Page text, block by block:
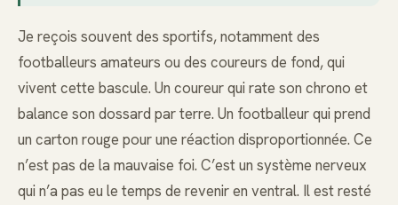
Je reçois souvent des sportifs, notamment des
footballeurs amateurs ou des coureurs de fond, qui
vivent cette bascule. Un coureur qui rate son chrono et
balance son dossard par terre. Un footballeur qui prend
un carton rouge pour une réaction disproportionnée. Ce
n’est pas de la mauvaise foi. C’est un système nerveux
qui n’a pas eu le temps de revenir en ventral. Il est resté